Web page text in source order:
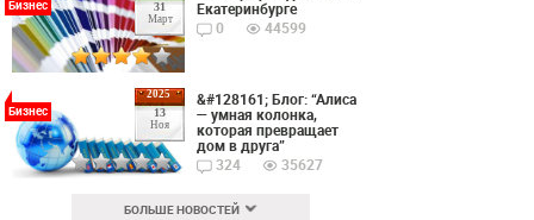
31
Март
Бизнес
Екатеринбурге
0
44599
2025
13
Ноя
Бизнес
&#128161; Блог: “Алиса
— умная колонка,
которая превращает
дом в друга”
324
35627
БОЛЬШЕ НОВОСТЕЙ